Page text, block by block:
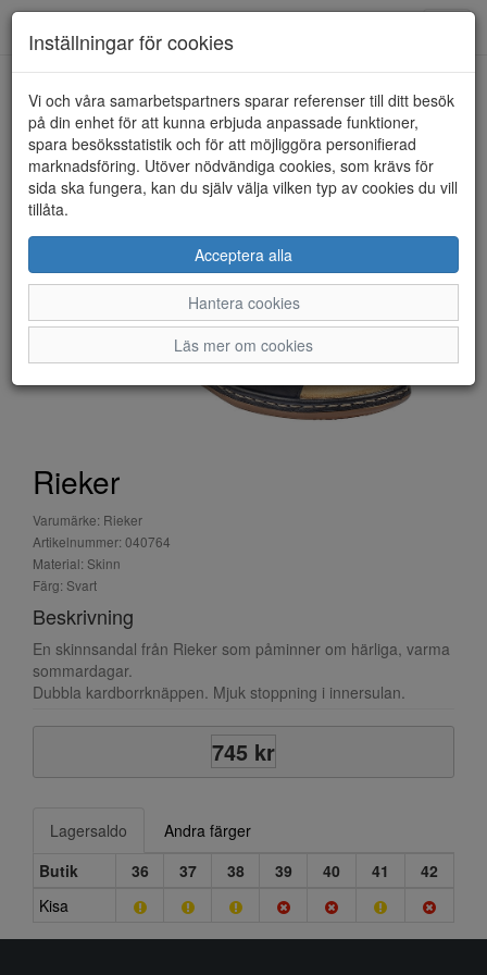
HEM RIEKER
Rieker
Varumärke: Rieker
Artikelnummer: 040764
Material: Skinn
Färg: Svart
Beskrivning
En skinnsandal från Rieker som påminner om härliga, varma
sommardagar.
Dubbla kardborrknäppen. Mjuk stoppning i innersulan.
745 kr
Lagersaldo
Andra färger
Butik
36 37 38 39 40 41
42
Kisa
Inställningar för cookies
Vi och våra samarbetspartners sparar referenser till ditt besök
på din enhet för att kunna erbjuda anpassade funktioner,
spara besöksstatistik och för att möjliggöra personifierad
marknadsföring. Utöver nödvändiga cookies, som krävs för
sida ska fungera, kan du själv välja vilken typ av cookies du vill
tillåta.
Acceptera alla
Hantera cookies
Läs mer om cookies